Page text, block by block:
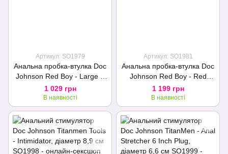
Артикул: SO1979
Анальна пробка-втулка Doc
Johnson Red Boy - Large 5
Inch, макс. діаметр 5,5 см
1 029 грн
В наявності
Артикул: SO1981
Анальна пробка-втулка Doc
Johnson Red Boy - Red
Ringer Anal Wand, макс.
діаметр 4,5 см
1 199 грн
В наявності